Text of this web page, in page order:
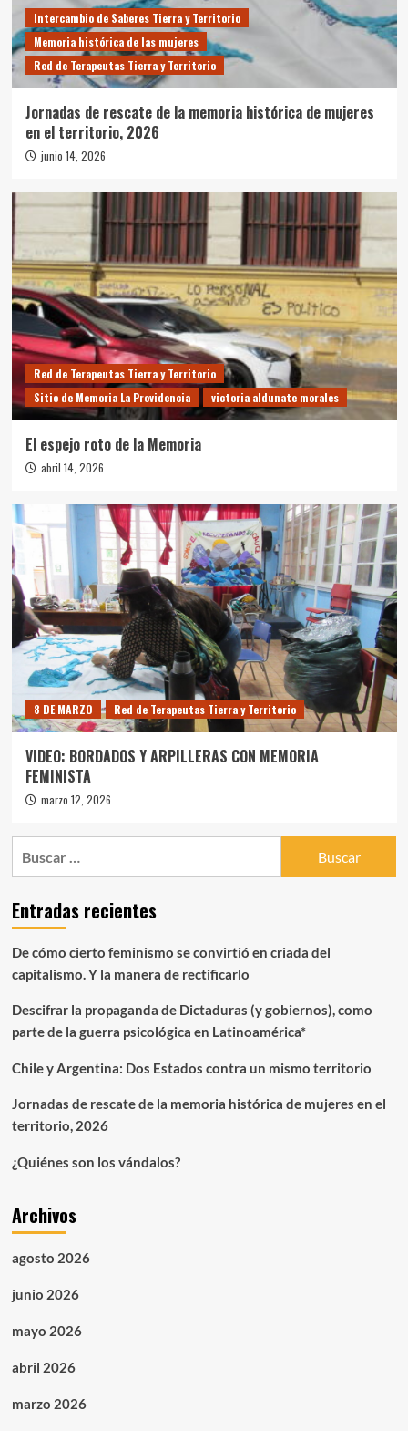
Intercambio de Saberes Tierra y Territorio
Memoria histórica de las mujeres
Red de Terapeutas Tierra y Territorio
Jornadas de rescate de la memoria histórica de mujeres
en el territorio, 2026
junio 14, 2026
Red de Terapeutas Tierra y Territorio
Sitio de Memoria La Providencia
victoria aldunate morales
El espejo roto de la Memoria
abril 14, 2026
8 DE MARZO Red de Terapeutas Tierra y Territorio
VIDEO: BORDADOS Y ARPILLERAS CON MEMORIA
FEMINISTA
marzo 12, 2026
Entradas recientes
De cómo cierto feminismo se convirtió en criada del
capitalismo. Y la manera de rectificarlo
Descifrar la propaganda de Dictaduras (y gobiernos), como
parte de la guerra psicológica en Latinoamérica*
Chile y Argentina: Dos Estados contra un mismo territorio
Jornadas de rescate de la memoria histórica de mujeres en el
territorio, 2026
¿Quiénes son los vándalos?
Archivos
agosto 2026
junio 2026
mayo 2026
abril 2026
marzo 2026